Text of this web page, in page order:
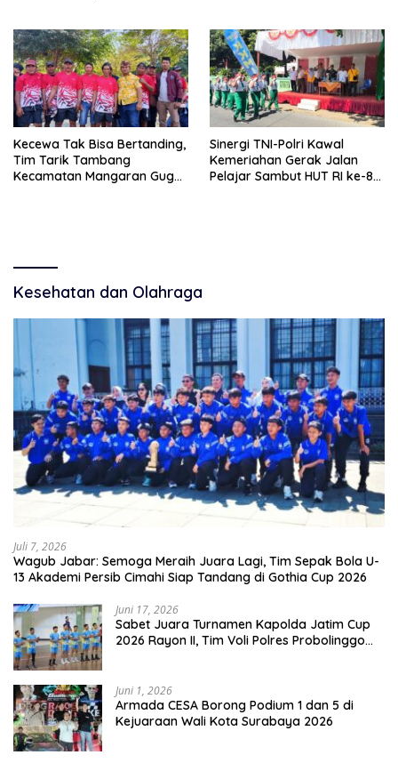
Kecewa Tak Bisa Bertanding,
Tim Tarik Tambang
Kecamatan Mangaran Gugur
Sinergi TNI-Polri Kawal
Kemeriahan Gerak Jalan
Pelajar Sambut HUT RI ke-81
Kesehatan dan Olahraga
Juli 7, 2026
Wagub Jabar: Semoga Meraih Juara Lagi, Tim Sepak Bola U-
13 Akademi Persib Cimahi Siap Tandang di Gothia Cup 2026
Juni 17, 2026
Sabet Juara Turnamen Kapolda Jatim Cup
2026 Rayon II, Tim Voli Polres Probolinggo
Juni 1, 2026
Armada CESA Borong Podium 1 dan 5 di
Kejuaraan Wali Kota Surabaya 2026